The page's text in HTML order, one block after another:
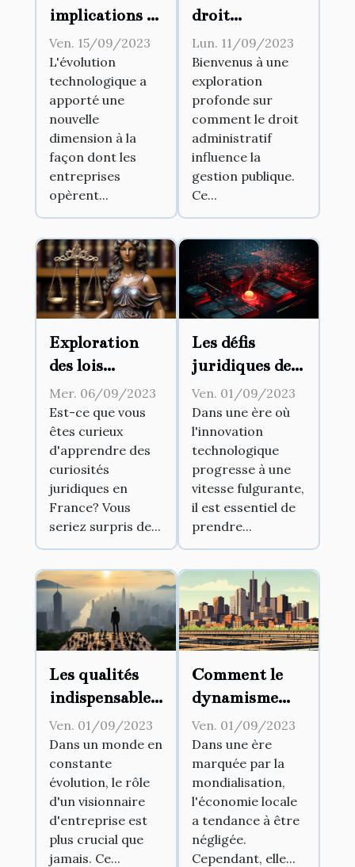
implications de
la
digitalisation
des documents
légaux pour les
entreprises
Ven. 15/09/2023
L'évolution
technologique a
apporté une
nouvelle
dimension à la
façon dont les
entreprises
opèrent...
droit
administratif
influence la
gestion
publique
Lun. 11/09/2023
Bienvenus à une
exploration
profonde sur
comment le droit
administratif
influence la
gestion publique.
Ce...
Exploration
des lois
insolites en
France
Mer. 06/09/2023
Est-ce que vous
êtes curieux
d'apprendre des
curiosités
juridiques en
France? Vous
seriez surpris de...
Les défis
juridiques de
l'innovation
technologique
Ven. 01/09/2023
Dans une ère où
l'innovation
technologique
progresse à une
vitesse fulgurante,
il est essentiel de
prendre...
Les qualités
indispensables
d'un
visionnaire
d'entreprise
Ven. 01/09/2023
Dans un monde en
constante
évolution, le rôle
d'un visionnaire
d'entreprise est
plus crucial que
jamais. Ce...
Comment le
dynamisme
commercial
peut stimuler
l'économie
locale
Ven. 01/09/2023
Dans une ère
marquée par la
mondialisation,
l'économie locale
a tendance à être
négligée.
Cependant, elle...